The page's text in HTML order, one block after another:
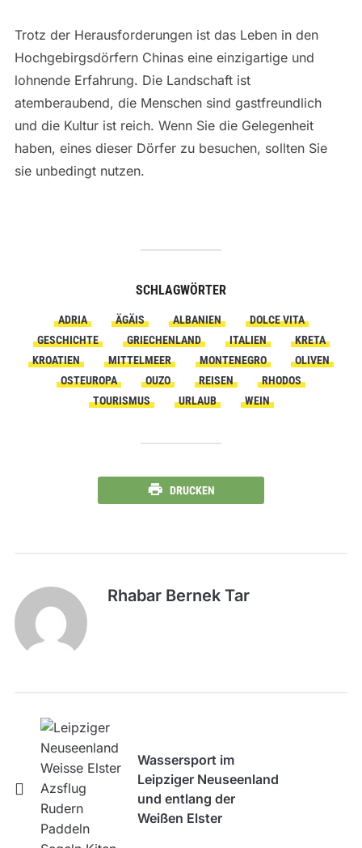
Trotz der Herausforderungen ist das Leben in den
Hochgebirgsdörfern Chinas eine einzigartige und
lohnende Erfahrung. Die Landschaft ist
atemberaubend, die Menschen sind gastfreundlich
und die Kultur ist reich. Wenn Sie die Gelegenheit
haben, eines dieser Dörfer zu besuchen, sollten Sie
sie unbedingt nutzen.
SCHLAGWÖRTER
ADRIA ÄGÄIS ALBANIEN
DOLCE VITA
GESCHICHTE
GRIECHENLAND ITALIEN
KRETA
KROATIEN
MITTELMEER MONTENEGRO
OLIVEN
OSTEUROPA
OUZO REISEN
RHODOS
TOURISMUS
URLAUB WEIN
DRUCKEN
Rhabar Bernek Tar
Wassersport im
Leipziger Neuseenland
und entlang der
Weißen Elster